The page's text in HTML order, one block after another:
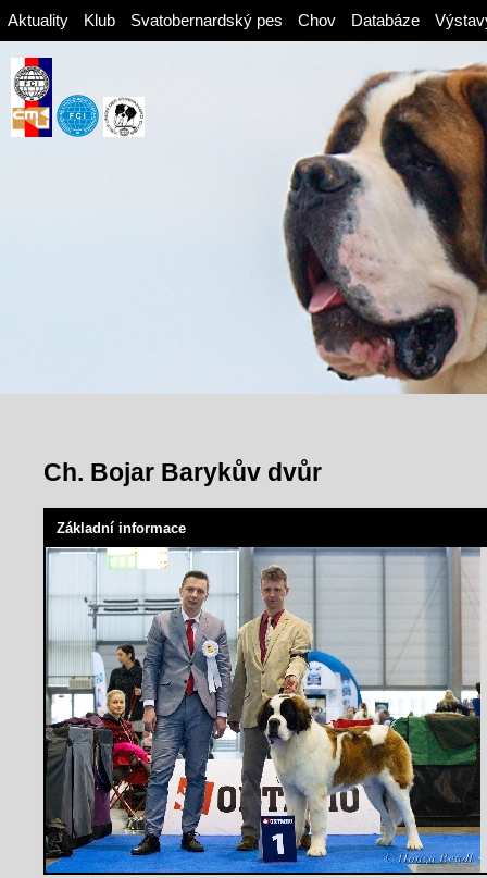
Aktuality Klub Svatobernardský pes Chov Databáze
Ch. Bojar Barykův dvůr
Základní informace